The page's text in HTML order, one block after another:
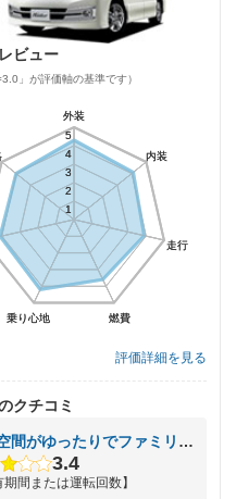
ビュー
」が評価軸の基準です）
外装
内装
走行
燃費
乗り心地
1
2
3
4
5
外装
内装
走行
燃費
乗り心地
1
2
3
4
5
評価詳細を見る
クチコミ
室内空間がゆったりでファミリーに最適
3.4
期間または運転回数】